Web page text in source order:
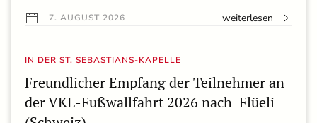
7. AUGUST 2026 weiterlesen
IN DER ST. SEBASTIANS-KAPELLE
Freundlicher Empfang der Teilnehmer an
der VKL-Fußwallfahrt 2026 nach Flüeli